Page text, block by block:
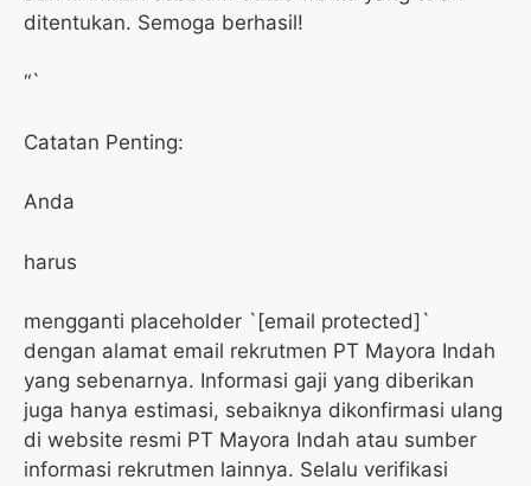
ditentukan. Semoga berhasil!
“`
Catatan Penting:
Anda
harus
mengganti placeholder `[email protected]`
dengan alamat email rekrutmen PT Mayora Indah
yang sebenarnya. Informasi gaji yang diberikan
juga hanya estimasi, sebaiknya dikonfirmasi ulang
di website resmi PT Mayora Indah atau sumber
informasi rekrutmen lainnya. Selalu verifikasi